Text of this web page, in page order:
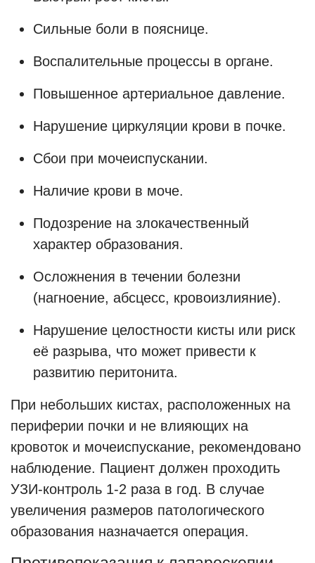
Сильные боли в пояснице.
Воспалительные процессы в органе.
Повышенное артериальное давление.
Нарушение циркуляции крови в почке.
Сбои при мочеиспускании.
Наличие крови в моче.
Подозрение на злокачественный
характер образования.
Осложнения в течении болезни
(нагноение, абсцесс, кровоизлияние).
Нарушение целостности кисты или риск
её разрыва, что может привести к
развитию перитонита.
При небольших кистах, расположенных на
периферии почки и не влияющих на
кровоток и мочеиспускание, рекомендовано
наблюдение. Пациент должен проходить
УЗИ-контроль 1-2 раза в год. В случае
увеличения размеров патологического
образования назначается операция.